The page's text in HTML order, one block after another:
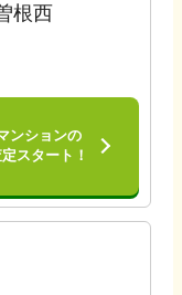
根西
ンションの
スタート！